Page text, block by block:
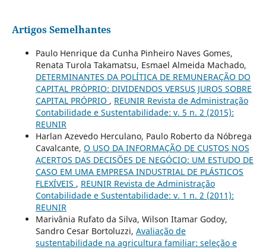
Artigos Semelhantes
Paulo Henrique da Cunha Pinheiro Naves Gomes,
Renata Turola Takamatsu, Esmael Almeida Machado,
DETERMINANTES DA POLÍTICA DE REMUNERAÇÃO DO
CAPITAL PRÓPRIO: DIVIDENDOS VERSUS JUROS SOBRE
CAPITAL PRÓPRIO , REUNIR Revista de Administração
Contabilidade e Sustentabilidade: v. 5 n. 2 (2015):
REUNIR
Harlan Azevedo Herculano, Paulo Roberto da Nóbrega
Cavalcante, O USO DA INFORMAÇÃO DE CUSTOS NOS
ACERTOS DAS DECISÕES DE NEGÓCIO: UM ESTUDO DE
CASO EM UMA EMPRESA INDUSTRIAL DE PLÁSTICOS
FLEXÍVEIS , REUNIR Revista de Administração
Contabilidade e Sustentabilidade: v. 1 n. 2 (2011):
REUNIR
Marivânia Rufato da Silva, Wilson Itamar Godoy,
Sandro Cesar Bortoluzzi, Avaliação de
sustentabilidade na agricultura familiar: seleção e